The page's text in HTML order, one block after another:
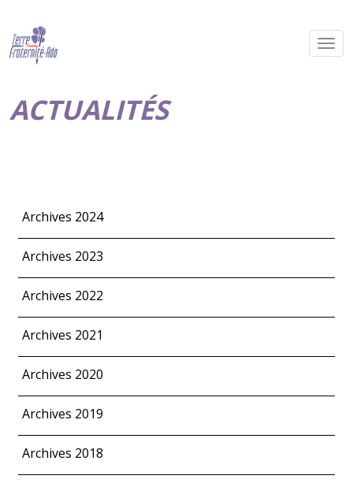
ACTUALITÉS
Archives 2024
Archives 2023
Archives 2022
Archives 2021
Archives 2020
Archives 2019
Archives 2018